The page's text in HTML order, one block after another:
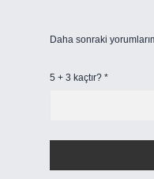
Daha sonraki
5 + 3 kaçtır? *